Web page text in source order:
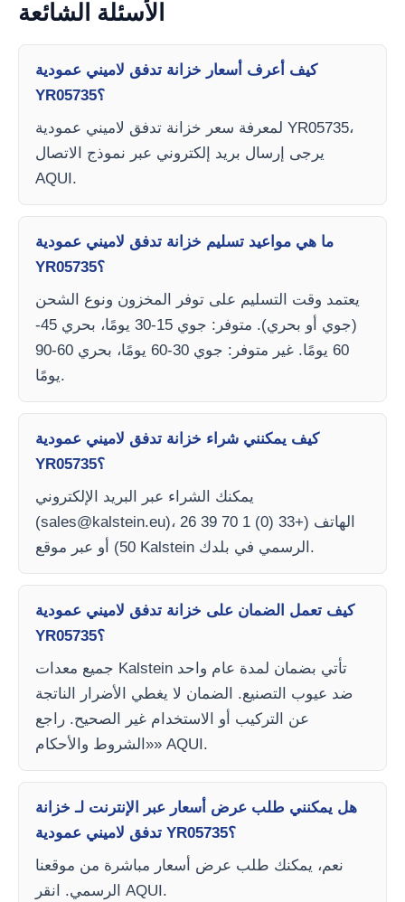
الأسئلة الشائعة
كيف أعرف أسعار خزانة تدفق لاميني عمودية
YR05735؟
لمعرفة سعر خزانة تدفق لاميني عمودية YR05735،
يرجى إرسال بريد إلكتروني عبر نموذج الاتصال
AQUI.
ما هي مواعيد تسليم خزانة تدفق لاميني عمودية
YR05735؟
يعتمد وقت التسليم على توفر المخزون ونوع الشحن
(جوي أو بحري). متوفر: جوي 15-30 يومًا، بحري 45-
60 يومًا. غير متوفر: جوي 30-60 يومًا، بحري 60-90
يومًا.
كيف يمكنني شراء خزانة تدفق لاميني عمودية
YR05735؟
يمكنك الشراء عبر البريد الإلكتروني
(sales@kalstein.eu)، الهاتف (+33 (0) 1 70 39 26
50) أو عبر موقع Kalstein الرسمي في بلدك.
كيف تعمل الضمان على خزانة تدفق لاميني عمودية
YR05735؟
جميع معدات Kalstein تأتي بضمان لمدة عام واحد
ضد عيوب التصنيع. الضمان لا يغطي الأضرار الناتجة
عن التركيب أو الاستخدام غير الصحيح. راجع
«الشروط والأحكام» AQUI.
هل يمكنني طلب عرض أسعار عبر الإنترنت لـ خزانة
تدفق لاميني عمودية YR05735؟
نعم، يمكنك طلب عرض أسعار مباشرة من موقعنا
الرسمي. انقر AQUI.